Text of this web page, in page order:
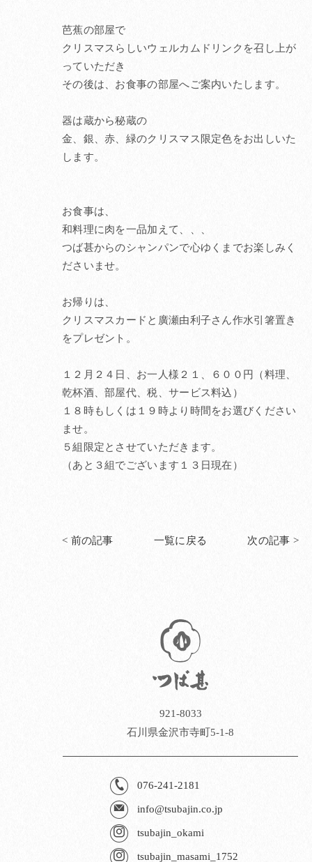
芭蕉の部屋で
クリスマスらしいウェルカムドリンクを召し上が
っていただき
その後は、お食事の部屋へご案内いたします。
器は蔵から秘蔵の
金、銀、赤、緑のクリスマス限定色をお出しいた
します。
お食事は、
和料理に肉を一品加えて、、、
つば甚からのシャンパンで心ゆくまでお楽しみく
ださいませ。
お帰りは、
クリスマスカードと廣瀬由利子さん作水引箸置き
をプレゼント。
１２月２４日、お一人様２１、６００円（料理、
乾杯酒、部屋代、税、サービス料込）
１８時もしくは１９時より時間をお選びください
ませ。
５組限定とさせていただきます。
（あと３組でございます１３日現在）
< 前の記事 一覧に戻る 次の記事 >
921-8033
石川県金沢市寺町5-1-8
076-241-2181
info@tsubajin.co.jp
tsubajin_okami
tsubajin_masami_1752